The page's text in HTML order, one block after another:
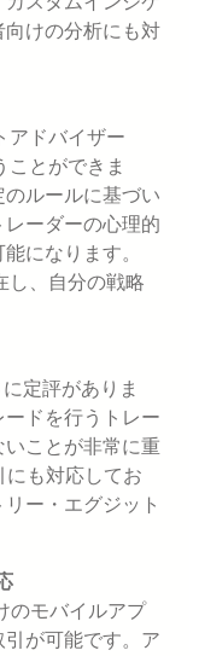
けの分析にも対
アドバイザー
ことができま
ルールに基づい
ーダーの心理的
になります。
し、自分の戦略
定評がありま
ドを行うトレー
ことが非常に重
も対応してお
ー・エグジット
のモバイルアプ
が可能です。ア